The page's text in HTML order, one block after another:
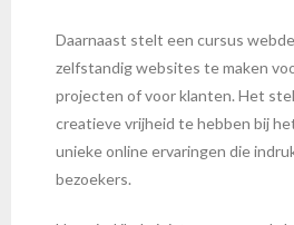
Daarnaast stelt een cursus
zelfstandig websites te maken
projecten of voor klanten. Het
creatieve vrijheid te hebben bij
unieke online ervaringen die
bezoekers.